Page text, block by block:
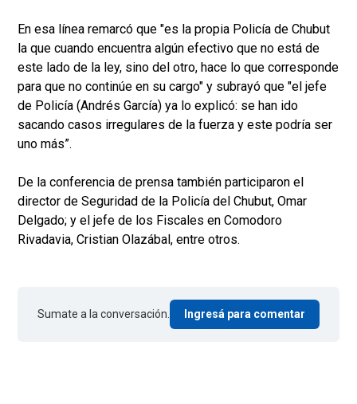
En esa línea remarcó que "es la propia Policía de Chubut
la que cuando encuentra algún efectivo que no está de
este lado de la ley, sino del otro, hace lo que corresponde
para que no continúe en su cargo" y subrayó que "el jefe
de Policía (Andrés García) ya lo explicó: se han ido
sacando casos irregulares de la fuerza y este podría ser
uno más”.
De la conferencia de prensa también participaron el
director de Seguridad de la Policía del Chubut, Omar
Delgado; y el jefe de los Fiscales en Comodoro
Rivadavia, Cristian Olazábal, entre otros.
Sumate a la conversación. Ingresá para comentar